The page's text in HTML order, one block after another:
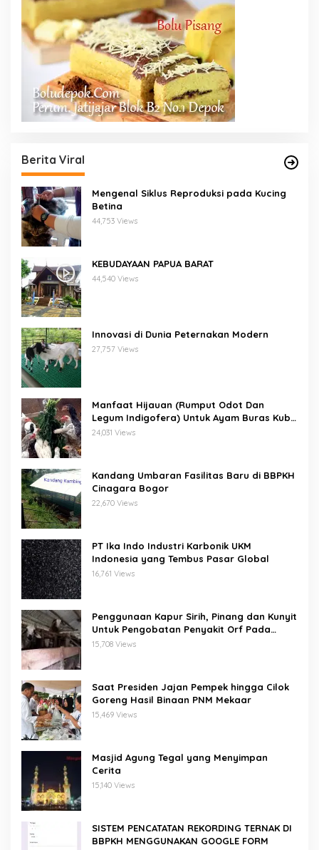
Berita Viral
Mengenal Siklus Reproduksi pada Kucing
Betina
44,753 Views
KEBUDAYAAN PAPUA BARAT
44,540 Views
Innovasi di Dunia Peternakan Modern
27,757 Views
Manfaat Hijauan (Rumput Odot Dan
Legum Indigofera) Untuk Ayam Buras Kub
Dan Sensi
24,031 Views
Kandang Umbaran Fasilitas Baru di BBPKH
Cinagara Bogor
22,670 Views
PT Ika Indo Industri Karbonik UKM
Indonesia yang Tembus Pasar Global
16,761 Views
Penggunaan Kapur Sirih, Pinang dan Kunyit
Untuk Pengobatan Penyakit Orf Pada
Domba/Kambing
15,708 Views
Saat Presiden Jajan Pempek hingga Cilok
Goreng Hasil Binaan PNM Mekaar
15,469 Views
Masjid Agung Tegal yang Menyimpan
Cerita
15,140 Views
SISTEM PENCATATAN REKORDING TERNAK DI
BBPKH MENGGUNAKAN GOOGLE FORM